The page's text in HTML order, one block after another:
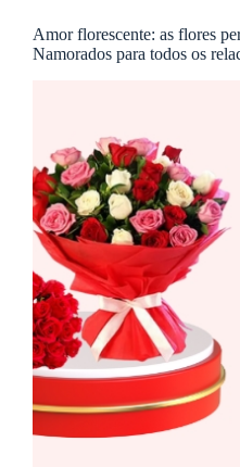
Amor florescente: as flores
Namorados para todos os